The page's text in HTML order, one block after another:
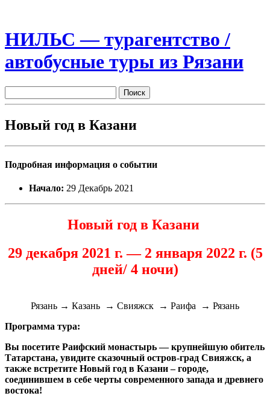
НИЛЬС — турагентство /
автобусные туры из Рязани
Новый год в Казани
Подробная информация о событии
Начало: 29 Декабрь 2021
Новый год в Казани
29 декабря 2021 г. — 2 января 2022 г. (5
дней/ 4 ночи)
Рязань → Казань → Свияжск → Раифа → Рязань
Программа тура:
Вы посетите Раифский монастырь — крупнейшую обитель
Татарстана, увидите сказочный остров-град Свияжск, а
также встретите Новый год в Казани – городе,
соединившем в себе черты современного запада и древнего
востока!